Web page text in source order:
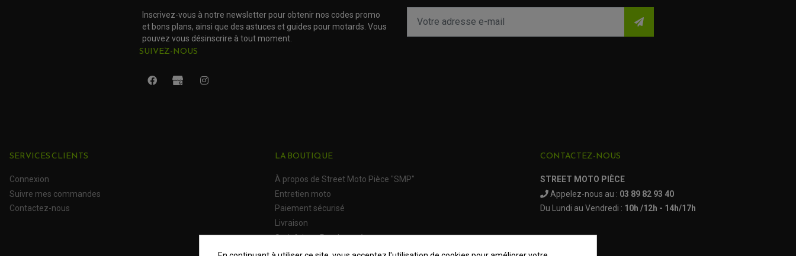
Inscrivez-vous à notre newsletter pour obtenir nos codes promo
et bons plans, ainsi que des astuces et guides pour motards. Vous
pouvez vous désinscrire à tout moment.
SUIVEZ-NOUS
SERVICES CLIENTS
Connexion
Suivre mes commandes
Contactez-nous
LA BOUTIQUE
À propos de Street Moto Pièce "SMP"
Entretien moto
Paiement sécurisé
Livraison
Satisfait ou Remboursé
CONTACTEZ-NOUS
STREET MOTO PIÈCE
Appelez-nous au : 03 89 82 93 40
Du Lundi au Vendredi : 10h /12h - 14h/17h